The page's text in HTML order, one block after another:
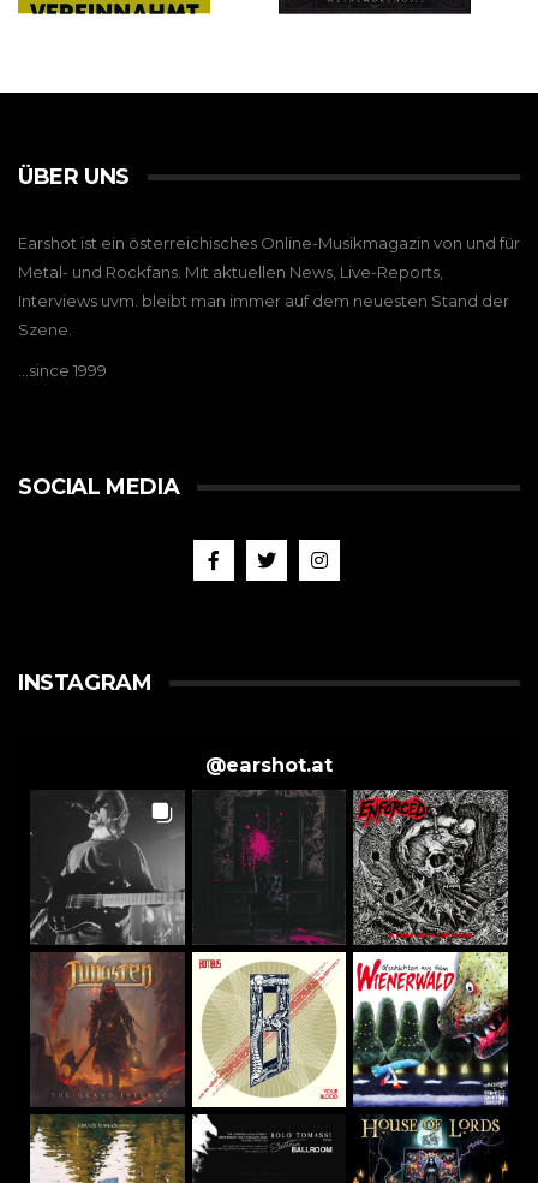
ÜBER UNS
Earshot ist ein österreichisches Online-Musikmagazin von und für
Metal- und Rockfans. Mit aktuellen News, Live-Reports,
Interviews uvm. bleibt man immer auf dem neuesten Stand der
Szene.
…since 1999
SOCIAL MEDIA
INSTAGRAM
@earshot.at